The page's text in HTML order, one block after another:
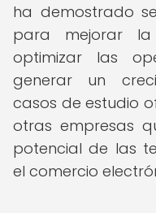
ha demostrado
para mejorar la
optimizar las
generar un
casos de estudio
otras empresas
potencial de las
el comercio